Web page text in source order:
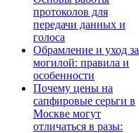
протоколов для
передачи данных и
голоса
Обрамление и уход за
могилой: правила и
особенности
Почему цены на
сапфировые серьги в
Москве могут
отличаться в разы: